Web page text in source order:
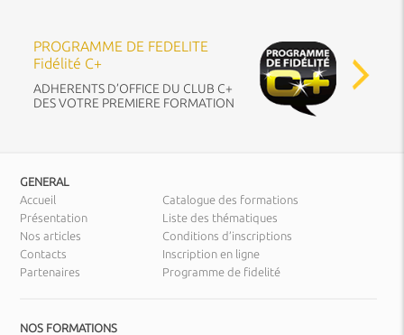
PROGRAMME DE FEDELITE
Fidélité C+
ADHERENTS D’OFFICE DU CLUB C+
DES VOTRE PREMIERE FORMATION
GENERAL
Accueil
Présentation
Nos articles
Contacts
Partenaires
Catalogue des formations
Liste des thématiques
Conditions d’inscriptions
Inscription en ligne
Programme de fidelité
NOS FORMATIONS